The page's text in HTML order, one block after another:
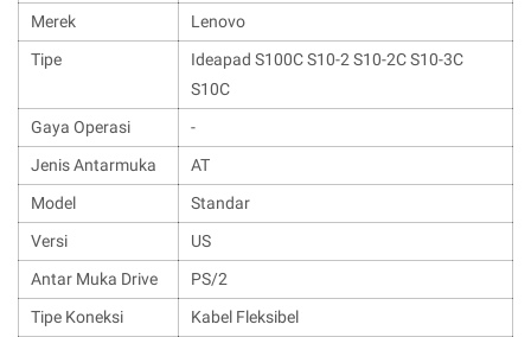
Merek
Lenovo
Tipe
Ideapad S100C S10-2 S10-2C S10-3C
S10C
Gaya Operasi
-
Jenis Antarmuka
AT
Model
Standar
Versi
US
Antar Muka Drive
PS/2
Tipe Koneksi
Kabel Fleksibel